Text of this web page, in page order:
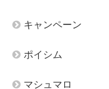
キャンペーン
ポイシム
マシュマロ